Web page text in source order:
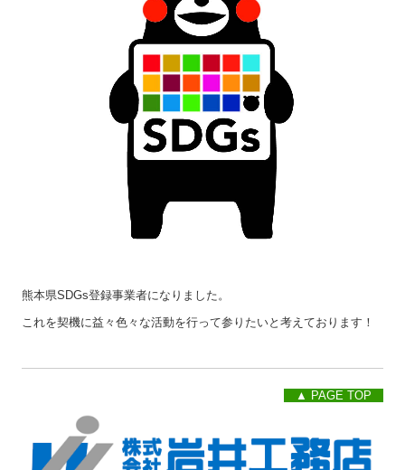
熊本県SDGs登録事業者になりました。
これを契機に益々色々な活動を行って参りたいと考えております！
▲ PAGE TOP